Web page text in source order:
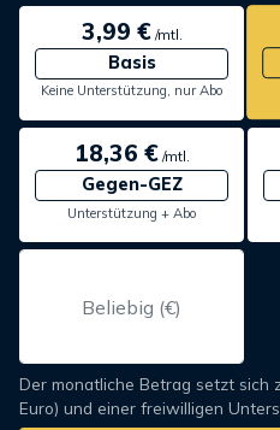
3,99 €/mtl.
Basis
Keine Unterstützung, nur Abo
18,36 €/mtl.
Gegen-GEZ
Unterstützung + Abo
Der monatliche Betrag setzt sich
Euro) und einer freiwilligen